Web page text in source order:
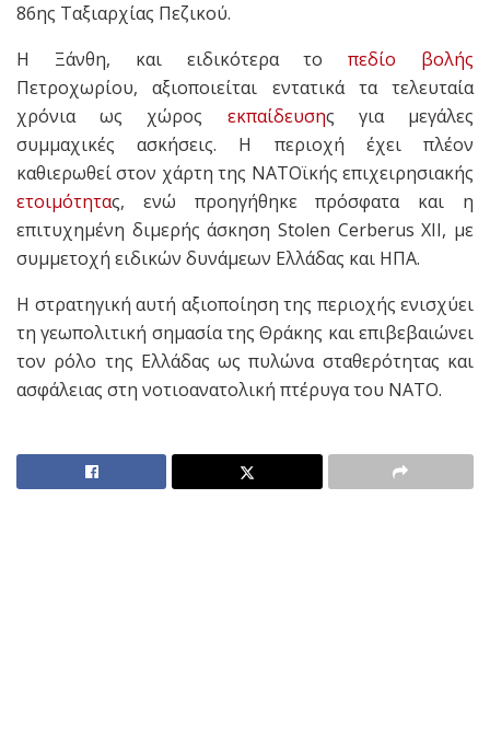
86ης Ταξιαρχίας Πεζικού.
Η Ξάνθη, και ειδικότερα τοπεδίο βολής
Πετροχωρίου, αξιοποιείται εντατικά τα τελευταία
χρόνια ως χώρος εκπαίδευσης για μεγάλες
συμμαχικές ασκήσεις. Η περιοχή έχει πλέον
καθιερωθεί στον χάρτη της ΝΑΤΟϊκής επιχειρησιακής
ετοιμότητας, ενώ προηγήθηκε πρόσφατα και η
επιτυχημένη διμερής άσκηση Stolen Cerberus XII, με
συμμετοχή ειδικών δυνάμεων Ελλάδας και ΗΠΑ.
Η στρατηγική αυτή αξιοποίηση της περιοχής ενισχύει
τη γεωπολιτική σημασία της Θράκης και επιβεβαιώνει
τον ρόλο της Ελλάδας ως πυλώνα σταθερότητας και
ασφάλειας στη νοτιοανατολική πτέρυγα του ΝΑΤΟ.